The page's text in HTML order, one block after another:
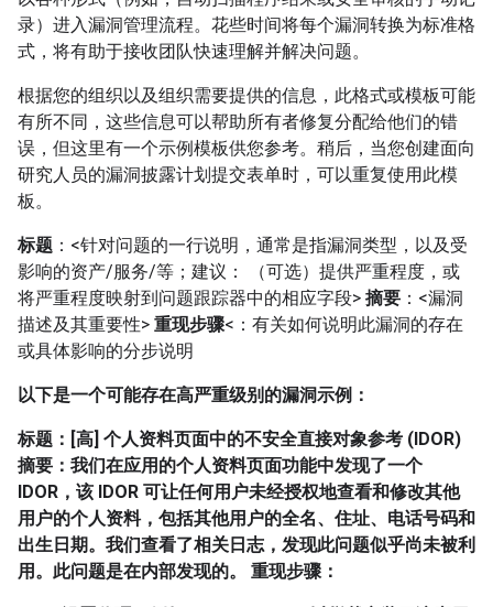
录）进入漏洞管理流程。花些时间将每个漏洞转换为标准格
式，将有助于接收团队快速理解并解决问题。
根据您的组织以及组织需要提供的信息，此格式或模板可能
有所不同，这些信息可以帮助所有者修复分配给他们的错
误，但这里有一个示例模板供您参考。稍后，当您创建面向
研究人员的漏洞披露计划提交表单时，可以重复使用此模
板。
标题 ：<针对问题的一行说明，通常是指漏洞类型，以及受
影响的资产/服务/等；建议： （可选）提供严重程度，或
将严重程度映射到问题跟踪器中的相应字段> 摘要 ：<漏洞
描述及其重要性> 重现步骤<：有关如何说明此漏洞的存在
或具体影响的分步说明
以下是一个可能存在高严重级别的漏洞示例：
标题 ：[高] 个人资料页面中的不安全直接对象参考 (IDOR)
摘要 ：我们在应用的个人资料页面功能中发现了一个
IDOR，该 IDOR 可让任何用户未经授权地查看和修改其他
用户的个人资料，包括其他用户的全名、住址、电话号码和
出生日期。我们查看了相关日志，发现此问题似乎尚未被利
用。此问题是在内部发现的。 重现步骤：